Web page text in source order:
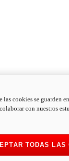
las cookies se guarden
con nuestros
TODAS LAS